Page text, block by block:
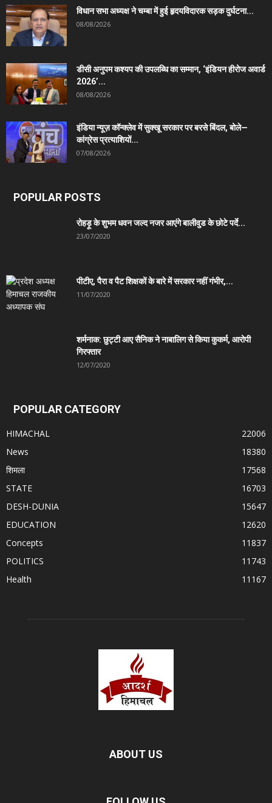
विधान सभा अध्यक्ष ने चम्बा में हुई हृदयविदारक सड़क दुर्घटना...
08/08/2026
डीसी अनुपम कश्यप की उपलब्धि का सम्मान, ‘इंडियन हीरोज अवार्ड
2026’...
08/08/2026
इंडिया न्यूज़ कॉन्क्लेव में सुक्खू सरकार पर बरसे बिंदल, बोले—
कांग्रेस प्रत्याशियों...
07/08/2026
POPULAR POSTS
रोहड़ू के शुभम धवन जल्द नजर आएंगे बालीवुड के छोटे पर्दे...
23/07/2020
पीटीए, पैरा व पैट शिक्षकों के बारे में सरकार नहीं गंभीर,...
11/07/2020
शर्मनाक: छुट्टी आए सैनिक ने नाबालिग से किया कुकर्म, आरोपी
गिरफ्तार
12/07/2020
POPULAR CATEGORY
HIMACHAL
22006
News
18380
शिमला
17568
STATE
16703
DESH-DUNIA
15647
EDUCATION
12620
Concepts
11837
POLITICS
11743
Health
11167
ABOUT US